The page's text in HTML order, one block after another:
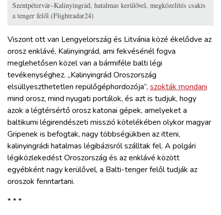
Szentpétervár–Kalinyingrád, hatalmas kerülővel, megközelítés csakis
a tenger felől (Flightradar24)
Viszont ott van Lengyelország és Litvánia közé ékelődve az
orosz enklávé, Kalinyingrád, ami fekvésénél fogva
meglehetősen közel van a bármiféle balti légi
tevékenységhez. „Kalinyingrád Oroszország
elsüllyeszthetetlen repülőgéphordozója”, szokták mondani
mind orosz, mind nyugati portálok, és azt is tudjuk, hogy
azok a légtérsértő orosz katonai gépek, amelyeket a
baltikumi légirendészeti misszió kötelékében olykor magyar
Gripenek is befogtak, nagy többségükben az itteni,
kalinyingrádi hatalmas légibázisról szálltak fel. A polgári
légiközlekedést Oroszország és az enklávé között
egyébként nagy kerülővel, a Balti-tenger felől tudják az
oroszok fenntartani.
* * *